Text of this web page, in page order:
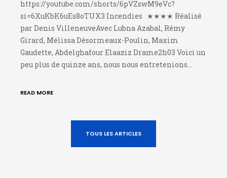
https://youtube.com/shorts/6pVZswM9eVc?
si=6XuKbK6uEs8oTUX3 Incendies ★★★★ Réalisé
par Denis VilleneuveAvec Lubna Azabal, Rémy
Girard, Mélissa Désormeaux-Poulin, Maxim
Gaudette, Abdelghafour Elaaziz Drame2h03 Voici un
peu plus de quinze ans, nous nous entretenions…
READ MORE
TOUS LES ARTICLES